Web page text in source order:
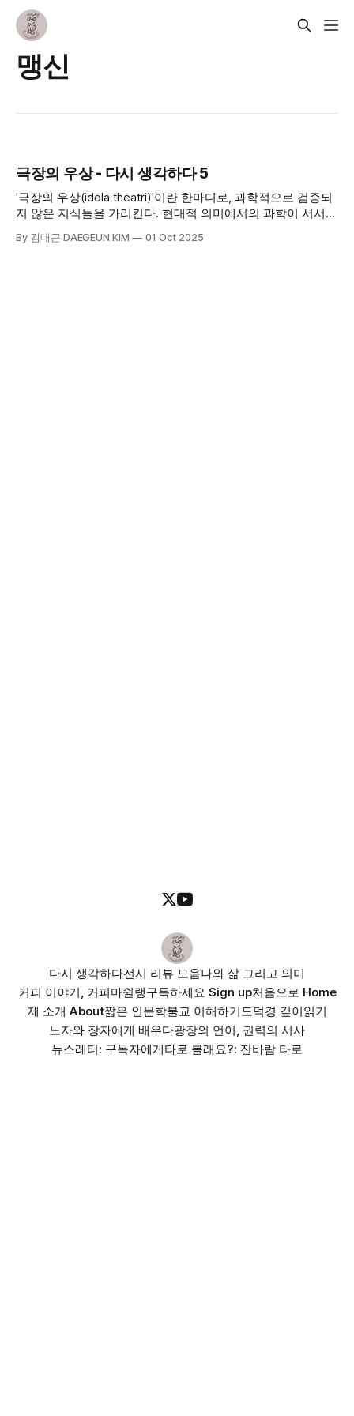
맹신
극장의 우상 - 다시 생각하다 5
'극장의 우상(idola theatri)'이란 한마디로, 과학적으로 검증되
지 않은 지식들을 가리킨다. 현대적 의미에서의 과학이 서서히
것은 미미한 수준이었다고 볼 수 있다. 16~17세기 영국의 철학
By 김대근 DAEGEUN KIM 01 Oct 2025
다시 생각하다전시 리뷰 모음나와 삶 그리고 의미
커피 이야기, 커피마쉴랭구독하세요 Sign up처음으로 Home
제 소개 About짧은 인문학불교 이해하기도덕경 깊이읽기
노자와 장자에게 배우다광장의 언어, 권력의 서사
뉴스레터: 구독자에게타로 볼래요?: 잔바람 타로